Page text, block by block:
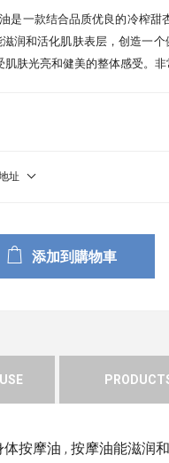
是一款结合品质优良的冷榨甜
润和活化肌肤表层，创造一
肤光亮和健美的整体感受。非
址
添加到購物車
按摩油 , 按摩油能滋润